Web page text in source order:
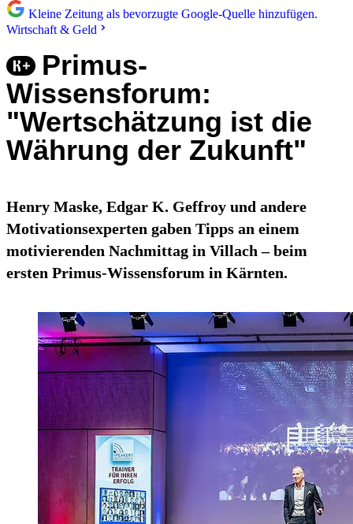
Kleine Zeitung als bevorzugte Google-Quelle hinzufügen.
Wirtschaft & Geld
Primus-
Wissensforum:
"Wertschätzung ist die
Währung der Zukunft"
Henry Maske, Edgar K. Geffroy und andere
Motivationsexperten gaben Tipps an einem
motivierenden Nachmittag in Villach – beim
ersten Primus-Wissensforum in Kärnten.